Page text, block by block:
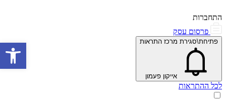
התחברות
פרסום עסק
פתיחת\סגירת מרכז התראות
אייקון פעמון
לכל ההתראות
פתח